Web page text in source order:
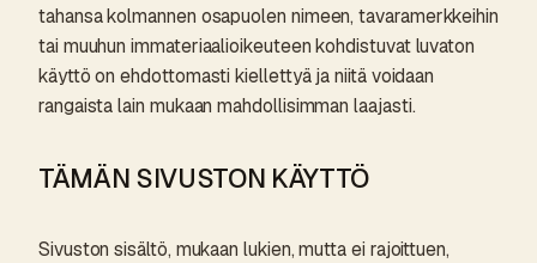
tahansa kolmannen osapuolen nimeen, tavaramerkkeihin
tai muuhun immateriaalioikeuteen kohdistuvat luvaton
käyttö on ehdottomasti kiellettyä ja niitä voidaan
rangaista lain mukaan mahdollisimman laajasti.
TÄMÄN SIVUSTON KÄYTTÖ
Sivuston sisältö, mukaan lukien, mutta ei rajoittuen,